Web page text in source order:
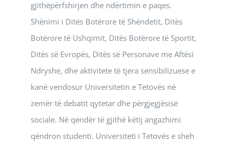
gjithëpërfshirjen dhe ndërtimin e paqes.
Shënimi i Ditës Botërore të Shëndetit, Ditës
Botërore të Ushqimit, Ditës Botërore të Sportit,
Ditës së Evropës, Ditës së Personave me Aftësi
Ndryshe, dhe aktivitete të tjera sensibilizuese e
kanë vendosur Universitetin e Tetovës në
zemër të debatit qytetar dhe përgjegjësisë
sociale. Në qendër të gjithë këtij angazhimi
qëndron studenti. Universiteti i Tetovës e sheh